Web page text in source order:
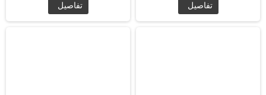
تفاصيل تفاصيل